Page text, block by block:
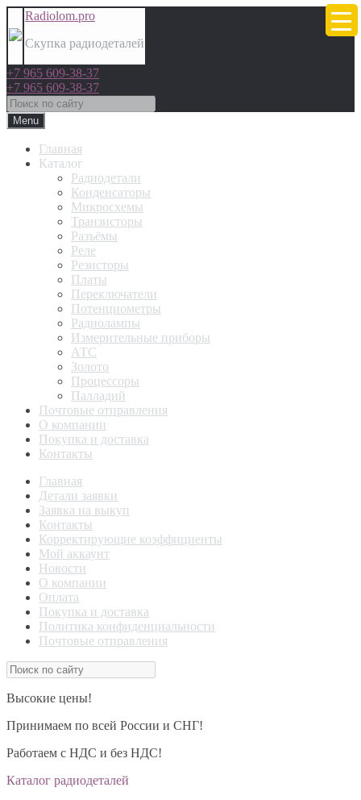
Radiolom.pro
Скупка радиодеталей
+7 965 609-38-37
+7 965 609-38-37
Menu
Главная
Каталог
Радиодетали
Конденсаторы
Микросхемы
Транзисторы
Разъёмы
Реле
Резисторы
Платы
Переключатели
Потенциометры
Радиолампы
Измерительные приборы
АТС
Золото
Процессоры
Палладий
Почтовые отправления
О компании
Покупка и доставка
Контакты
Главная
Детали заявки
Заявка на выкуп
Контакты
Корректирующие коэффициенты
Мой аккаунт
Новости
О компании
Оплата
Покупка и доставка
Политика конфиденциальности
Почтовые отправления
Высокие цены!
Принимаем по всей России и СНГ!
Работаем с НДС и без НДС!
Каталог радиодеталей